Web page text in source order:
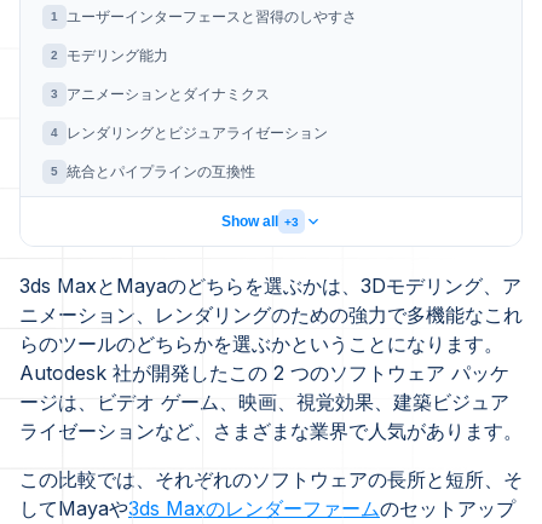
3ds MaxとMayaのどちらを選ぶかは、3Dモデリング、ア
ニメーション、レンダリングのための強力で多機能なこれ
らのツールのどちらかを選ぶかということになります。
Autodesk 社が開発したこの 2 つのソフトウェア パッケ
ージは、ビデオ ゲーム、映画、視覚効果、建築ビジュア
ライゼーションなど、さまざまな業界で人気があります。
この比較では、それぞれのソフトウェアの長所と短所、そ
してMayaや3ds Maxのレンダーファームのセットアップ
1 ユーザーインターフェースと習得のしやすさ
2 モデリング能力
3 アニメーションとダイナミクス
4 レンダリングとビジュアライゼーション
5 統合とパイプラインの互換性
Show all +3